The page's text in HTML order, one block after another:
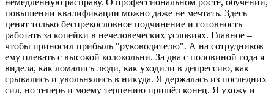
повышении квалификации можно даже не мечтать. Здесь
ценят только беспрекословное подчинение и готовность
работать за копейки в нечеловеческих условиях. Главное –
чтобы приносил прибыль "руководителю". А на сотрудников
ему плевать с высокой колокольни. За два с половиной года я
видела, как ломались люди, как уходили в депрессию, как
срывались и увольнялись в никуда. Я держалась из последних
сил, но теперь и моему терпению пришёл конец. Я ухожу и